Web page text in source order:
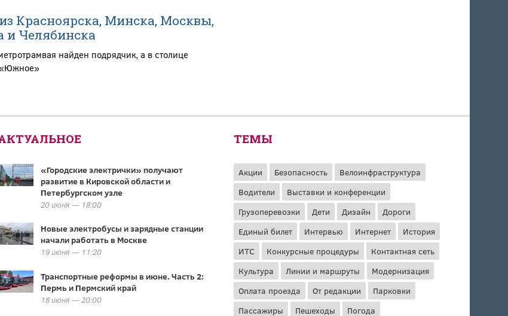
Красноярска, Минска, Москвы,
и Челябинска
найден подрядчик, а в столице
«Южное»
«Городские электрички» получают
развитие в Кировской области и
Петербургском узле
20 июня — 18:00
Новые электробусы и зарядные станции
начали работать в Москве
19 июня — 11:20
Транспортные реформы в июне. Часть 2:
Пермь и Пермский край
18 июня — 20:00
ТЕМЫ
Акции Безопасность
Велоинфраструктура
Водители
Выставки и конференции
Грузоперевозки
Дети Дизайн
Дороги
Единый билет
Интервью Интернет
История
ИТС
Конкурсные процедуры
Контактная сеть
Культура
Линии и маршруты
Модернизация
Оплата проезда
От редакции
Парковки
Пассажиры
Пешеходы Погода